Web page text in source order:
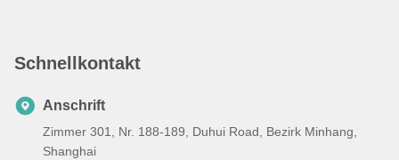
Schnellkontakt
Anschrift
Zimmer 301, Nr. 188-189, Duhui Road, Bezirk Minhang,
Shanghai